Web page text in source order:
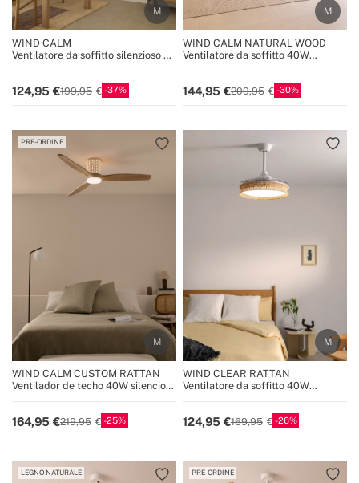
WIND CALM
Ventilatore da soffitto silenzioso da
124,95 199,95 37
WIND CALM NATURAL WOOD
Ventilatore da soffitto 40W
144,95 209,95 30
PRE-ORDINE
WIND CALM CUSTOM RATTAN
Ventilador de techo 40W silencioso
164,95 219,95 25
WIND CLEAR RATTAN
Ventilatore da soffitto 40W
124,95 169,95 26
LEGNO NATURALE PRE-ORDINE